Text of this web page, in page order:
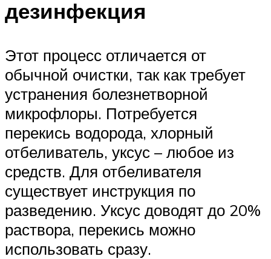
дезинфекция
Этот процесс отличается от
обычной очистки, так как требует
устранения болезнетворной
микрофлоры. Потребуется
перекись водорода, хлорный
отбеливатель, уксус – любое из
средств. Для отбеливателя
существует инструкция по
разведению. Уксус доводят до 20%
раствора, перекись можно
использовать сразу.